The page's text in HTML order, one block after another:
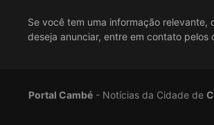
Se você tem uma informação relevante,
deseja anunciar, entre em contato pelos
Portal Cambé- Notícias da Cidade de